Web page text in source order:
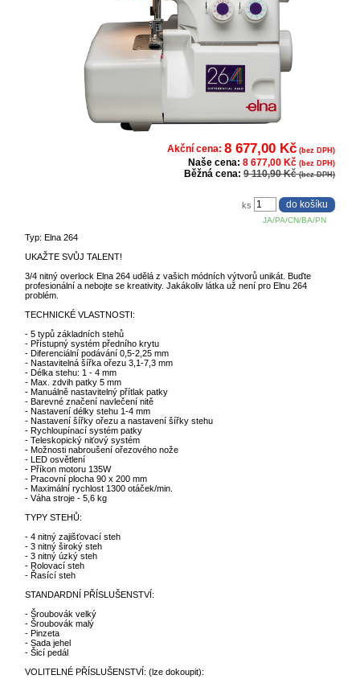
Akční cena: 8 677,00 Kč (bez DPH)
Naše cena: 8 677,00 Kč (bez DPH)
Běžná cena: 9 110,90 Kč(bez DPH)
JA/PA/CN/BA/PN
ks
Typ: Elna 264
UKAŽTE SVŮJ TALENT!
3/4 nitný overlock Elna 264 udělá z vašich módních výtvorů unikát. Buďte
profesionální a nebojte se kreativity. Jakákoliv látka už není pro Elnu 264
problém.
TECHNICKÉ VLASTNOSTI:
- 5 typů základních stehů
- Přístupný systém předního krytu
- Diferenciální podávání 0,5-2,25 mm
- Nastavitelná šířka ořezu 3,1-7,3 mm
- Délka stehu: 1 - 4 mm
- Max. zdvih patky 5 mm
- Manuálně nastavitelný přítlak patky
- Barevné značení navlečení nitě
- Nastavení délky stehu 1-4 mm
- Nastavení šířky ořezu a nastavení šířky stehu
- Rychloupínací systém patky
- Teleskopický niťový systém
- Možnosti nabroušení ořezového nože
- LED osvětlení
- Příkon motoru 135W
- Pracovní plocha 90 x 200 mm
- Maximální rychlost 1300 otáček/min.
- Váha stroje - 5,6 kg
TYPY STEHŮ:
- 4 nitný zajišťovací steh
- 3 nitný široký steh
- 3 nitný úzký steh
- Rolovací steh
- Řasící steh
STANDARDNÍ PŘÍSLUŠENSTVÍ:
- Šroubovák velký
- Šroubovák malý
- Pinzeta
- Sada jehel
- Šicí pedál
VOLITELNÉ PŘÍSLUŠENSTVÍ: (lze dokoupit):